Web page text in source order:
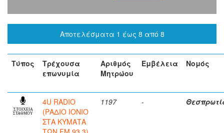
Αποτελέσματα 1 έως 8 από 8
Τύπος
Τρέχουσα
επωνυμία
Αριθμός
Μητρώου
Εμβέλεια Νομός
ΣΤΟΙΧΕΙΑ
ΣΤΑΘΜΟΥ
4U RADIO
(ΡΑΔΙΟ ΙΟΝΙΟ
ΣΤΑ ΚΥΜΑΤΑ
1197 -